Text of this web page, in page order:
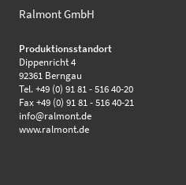
Ralmont GmbH
Produktionsstandort
Dippenricht 4
92361 Berngau
Tel. +49 (0) 91 81 - 516 40-20
Fax +49 (0) 91 81 - 516 40-21
info@ralmont.de
www.ralmont.de